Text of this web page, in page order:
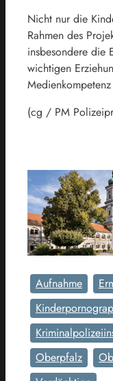
Nicht nur die
Rahmen des
insbesondere die
wichtigen
(cg / PM
Aufnahme
Oberpfalz